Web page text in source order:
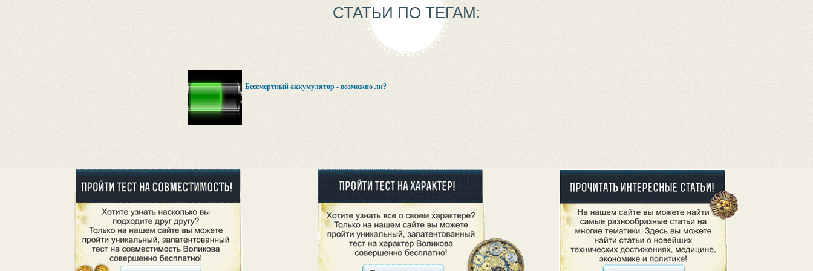
СТАТЬИ ПО ТЕГАМ:
Бессмертный аккумулятор - возможно ли?